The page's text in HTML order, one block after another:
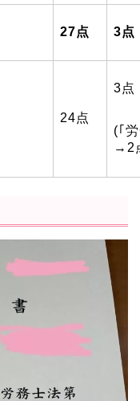
27点 3点
24点
3点
(｢
→2